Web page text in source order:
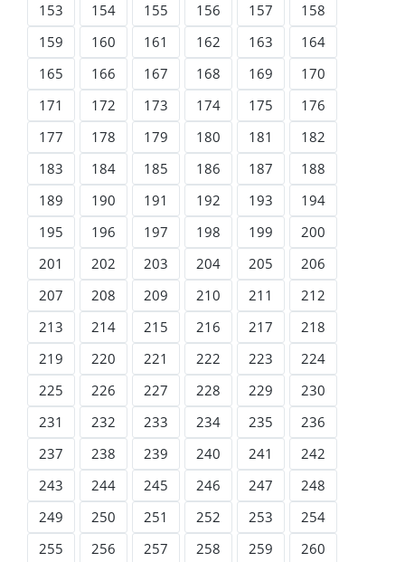
153
154 155 156 157
158
159
160 161 162 163
164
165
166 167 168 169
170
171
172 173 174 175
176
177
178 179 180 181
182
183
184 185 186 187
188
189
190 191 192 193
194
195
196 197 198 199
200
201
202 203 204 205
206
207
208 209 210 211
212
213
214 215 216 217
218
219
220 221 222 223
224
225
226 227 228 229
230
231
232 233 234 235
236
237
238 239 240 241
242
243
244 245 246 247
248
249
250 251 252 253
254
255
256 257 258 259
260